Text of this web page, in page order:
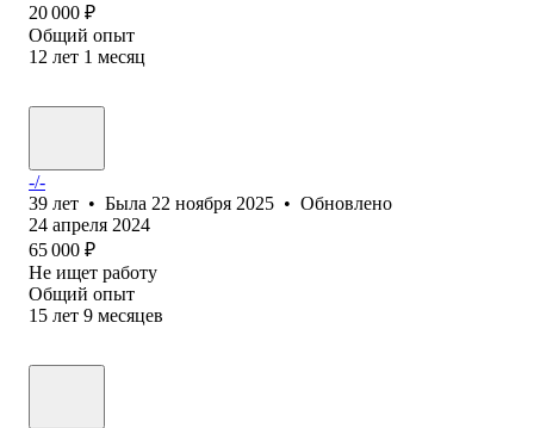
20 000 ₽
Общий опыт
12 лет 1 месяц
-/-
39 лет • Была 22 ноября 2025 • Обновлено
24 апреля 2024
65 000 ₽
Не ищет работу
Общий опыт
15 лет 9 месяцев